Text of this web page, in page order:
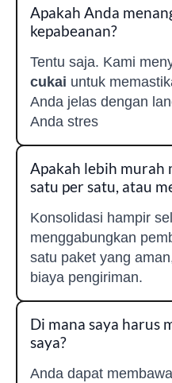
Apakah Anda
kepabeanan?
Tentu saja. Kami
cukai untuk
Anda jelas dengan
Anda stres
Apakah lebih murah
satu per satu, atau
Konsolidasi hampir
menggabungkan
satu paket yang
biaya pengiriman.
Di mana saya harus
saya?
Anda dapat